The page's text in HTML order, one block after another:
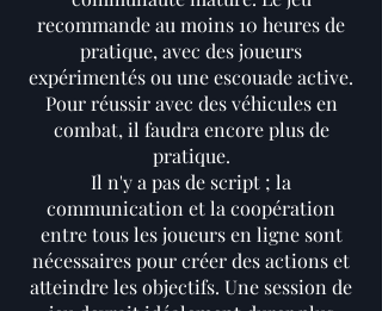
recommande au moins 10 heures de
pratique, avec des joueurs
expérimentés ou une escouade active.
Pour réussir avec des véhicules en
combat, il faudra encore plus de
pratique.
Il n'y a pas de script ; la
communication et la coopération
entre tous les joueurs en ligne sont
nécessaires pour créer des actions et
atteindre les objectifs. Une session de